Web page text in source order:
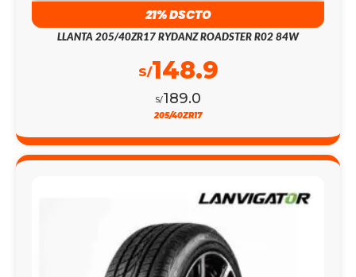
21% DSCTO
LLANTA 205/40ZR17 RYDANZ ROADSTER R02 84W
S/189.0
S/148.9
205/40ZR17